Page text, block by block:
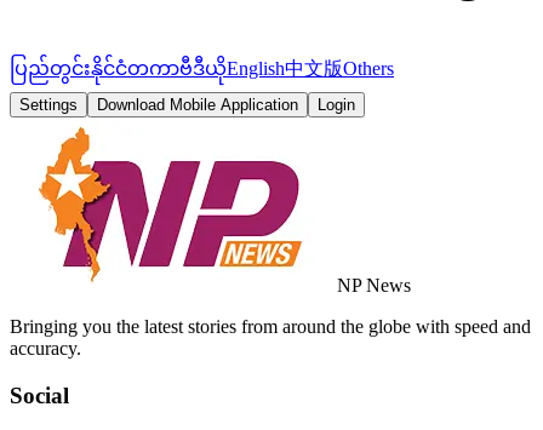
ပြည်တွင်းနိုင်ငံတကာဗီဒီယိုEnglish中文版Others
Settings Download Mobile Application Login
NP News
Bringing you the latest stories from around the globe with speed and
accuracy.
Social